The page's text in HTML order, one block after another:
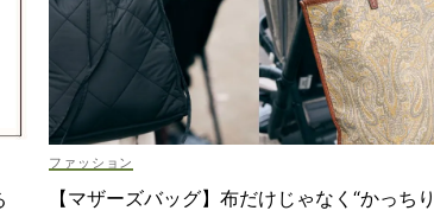
ファッション
【マザーズバッグ】布だけじゃなく“かっちり